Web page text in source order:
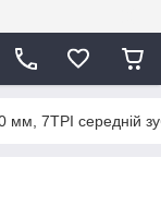
мм, 7TPI середній